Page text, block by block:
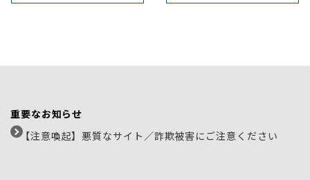
重要なお知らせ
【注意喚起】悪質なサイト／詐欺被害にご注意ください